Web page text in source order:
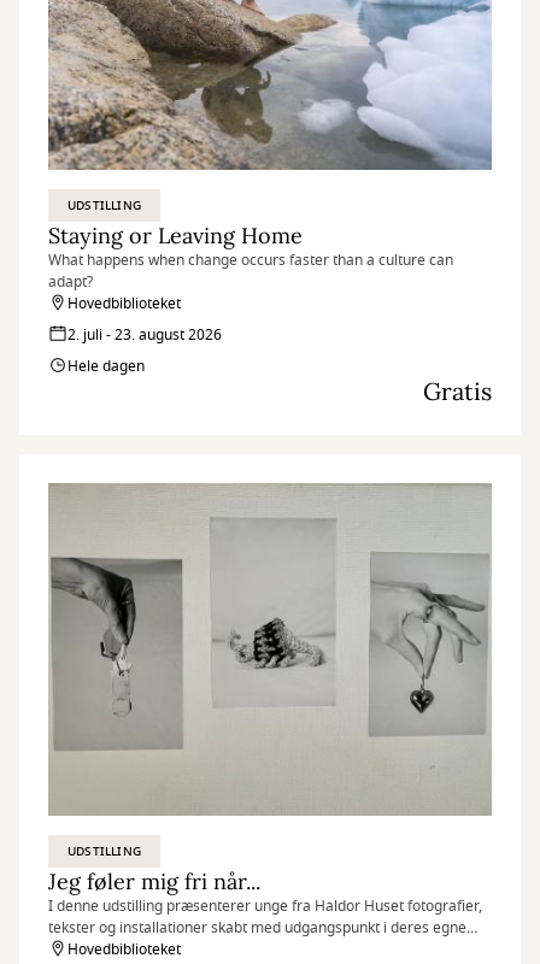
UDSTILLING
Staying or Leaving Home
What happens when change occurs faster than a culture can
adapt?
Hovedbiblioteket
2. juli - 23. august 2026
Hele dagen
Gratis
UDSTILLING
Jeg føler mig fri når...
I denne udstilling præsenterer unge fra Haldor Huset fotografier,
tekster og installationer skabt med udgangspunkt i deres egne
erfaringer, drømme og perspektiver.
Hovedbiblioteket